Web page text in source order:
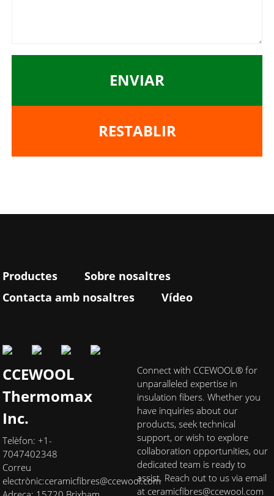
ENVIAR
RESTABLIR
Productes
Sobre nosaltres
Contacta amb nosaltres
Vídeo
CCEWOOL
Thermomax
Inc.
Telèfon: +1-
7047402348
Correu
electrònic:ceramicfibres@ccewool.com
Connect with CCEWOOL® for
unparalleled expertise in
insulation fibers. Whether you
have inquiries about our
products, seek technical
support, or wish to explore
collaboration opportunities, our
dedicated team is ready to
assist. Reach out to us via email
at ceramicfibres@ccewool.com